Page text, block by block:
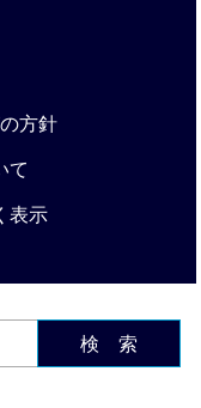
方針
て
表示
検 索